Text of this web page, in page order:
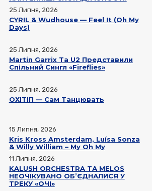
CYRIL & Wudhouse — Feel It (Oh My
Days)
25 Липня, 2026
Martin Garrix Та U2 Представили
Спільний Сингл «Fireflies»
25 Липня, 2026
ОХІТІП — Сам Танцювать
25 Липня, 2026
Kris Kross Amsterdam, Luísa Sonza
& Willy William – My Oh My
15 Липня, 2026
KALUSH ORCHESTRA ТА MELOS
НЕОЧІКУВАНО ОБ’ЄДНАЛИСЯ У
ТРЕКУ «ОЧІ»
11 Липня, 2026